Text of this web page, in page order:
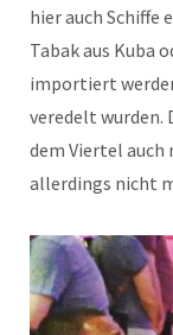
hier auch Schiffe
Tabak aus Kuba
importiert
veredelt wurden.
dem Viertel
allerdings nicht